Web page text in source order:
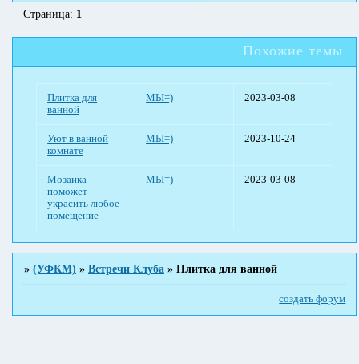
Страница: 1
Похожие темы
Плитка для
ванной
МЫ=) 2023-03-08
Уют в ванной
комнате
МЫ=) 2023-10-24
Мозаика
поможет
украсить любое
помещение
МЫ=) 2023-03-08
»(УФКМ) »Встречи Клуба »Плитка для ванной
создать форум